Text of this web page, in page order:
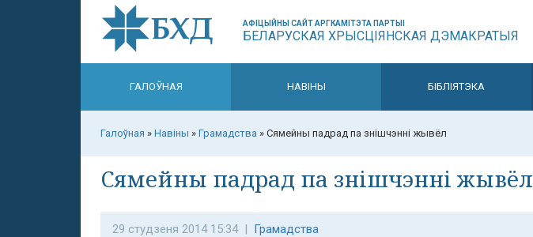
АФІЦЫЙНЫ САЙТ АРГКАМІТЭТА ПАРТЫІ
БЕЛАРУСКАЯ ХРЫСЦІЯНСКАЯ ДЭМАКРАТЫЯ
ГАЛОЎНАЯ НАВІНЫ БІБЛІЯТЭКА
Галоўная » Навіны » Грамадства » Сямейны падрад па знішчэнні жывёл
Сямейны падрад па знішчэнні жывёл
29 студзеня 2014 15:34 | Грамадства